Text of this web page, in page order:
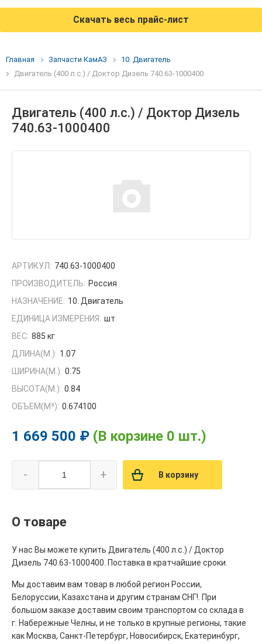
Скачать весь прайс-лист
Главная Запчасти КамАЗ
10. Двигатель
Двигатель (400 л.с.) / Доктор Дизель 740.63-1000400
Двигатель (400 л.с.) / Доктор Дизель
740.63-1000400
АРТИКУЛ: 740.63-1000400
ПРОИЗВОДИТЕЛЬ: Россия
НАЗНАЧЕНИЕ: 10. Двигатель
ЕДИНИЦА ИЗМЕРЕНИЯ: шт
ВЕС: 885 кг
ДЛИНА(М.): 1.07
ШИРИНА(М.): 0.75
ВЫСОТА(М.): 0.84
ОБЪЕМ(M³): 0.674100
1 669 500 ₽ (В корзине 0 шт.)
- + В корзину
О товаре
У нас Вы можете купить Двигатель (400 л.с.) / Доктор
Дизель 740.63-1000400. Поставка в кратчайшие сроки.
Мы доставим вам товар в любой регион России,
Белоруссии, Казахстана и другим странам СНГ!. При
большом заказе доставим своим транспортом со склада в
г. Набережные Челны, и не только в крупные регионы, такие
как Москва, Санкт-Петербург, Новосибирск, Екатеринбург,